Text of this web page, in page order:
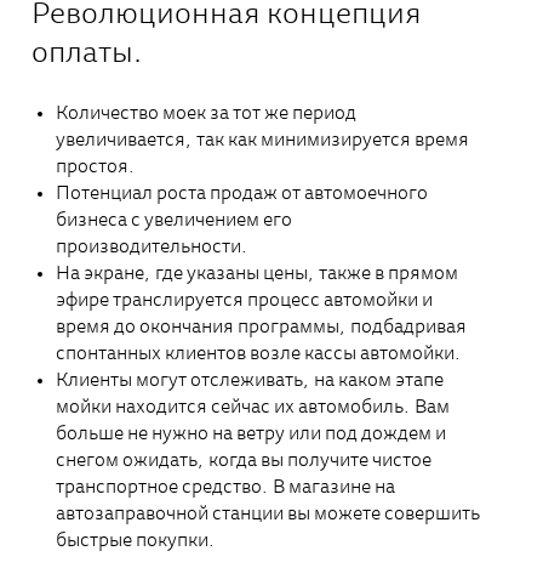
Революционная концепция
оплаты.
Количество моек за тот же период
увеличивается, так как минимизируется время
простоя.
Потенциал роста продаж от автомоечного
бизнеса с увеличением его
производительности.
На экране, где указаны цены, также в прямом
эфире транслируется процесс автомойки и
время до окончания программы, подбадривая
спонтанных клиентов возле кассы автомойки.
Клиенты могут отслеживать, на каком этапе
мойки находится сейчас их автомобиль. Вам
больше не нужно на ветру или под дождем и
снегом ожидать, когда вы получите чистое
транспортное средство. В магазине на
автозаправочной станции вы можете совершить
быстрые покупки.